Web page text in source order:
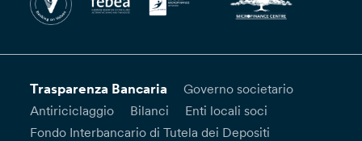
Trasparenza Bancaria
Governo societario
Antiriciclaggio
Bilanci
Enti locali soci
Fondo Interbancario di Tutela dei Depositi